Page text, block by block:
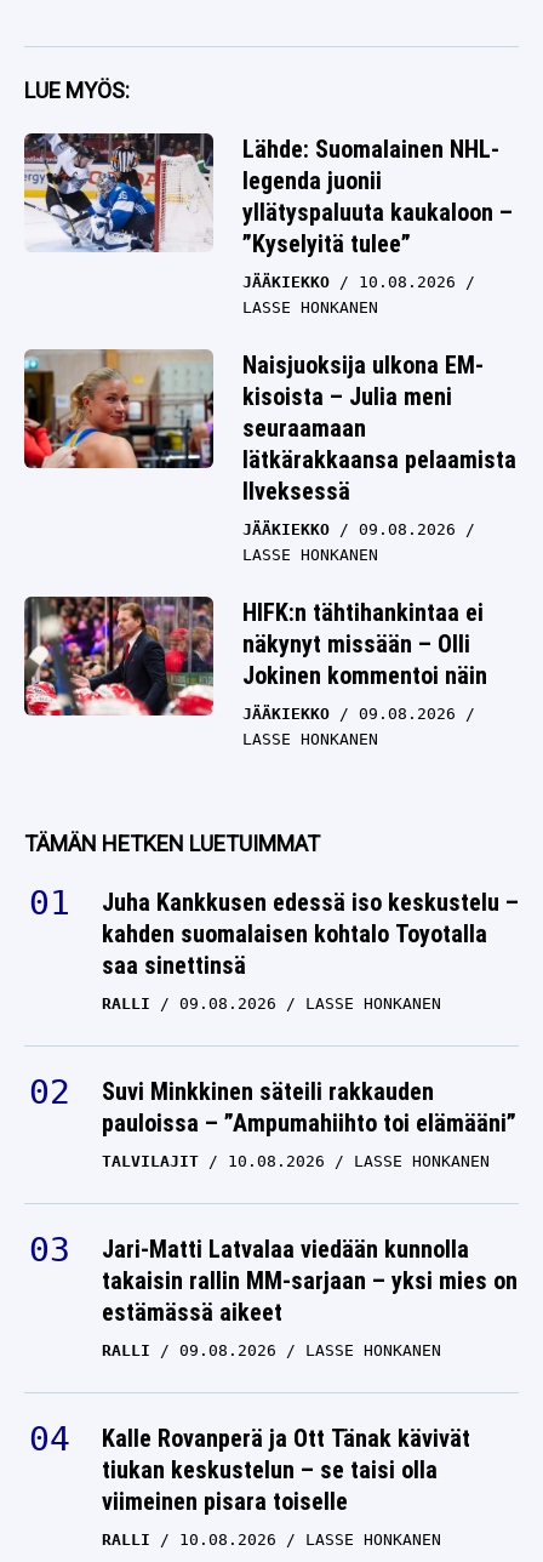
LUE MYÖS:
Lähde: Suomalainen NHL-
legenda juonii
yllätyspaluuta kaukaloon –
”Kyselyitä tulee”
JÄÄKIEKKO
10.08.2026
LASSE HONKANEN
Naisjuoksija ulkona EM-
kisoista – Julia meni
seuraamaan
lätkärakkaansa pelaamista
Ilveksessä
JÄÄKIEKKO
09.08.2026
LASSE HONKANEN
HIFK:n tähtihankintaa ei
näkynyt missään – Olli
Jokinen kommentoi näin
JÄÄKIEKKO
09.08.2026
LASSE HONKANEN
TÄMÄN HETKEN LUETUIMMAT
Juha Kankkusen edessä iso keskustelu –
kahden suomalaisen kohtalo Toyotalla
saa sinettinsä
RALLI 09.08.2026 LASSE HONKANEN
Suvi Minkkinen säteili rakkauden
pauloissa – ”Ampumahiihto toi elämääni”
TALVILAJIT 10.08.2026 LASSE HONKANEN
Jari-Matti Latvalaa viedään kunnolla
takaisin rallin MM-sarjaan – yksi mies on
estämässä aikeet
RALLI 09.08.2026 LASSE HONKANEN
Kalle Rovanperä ja Ott Tänak kävivät
tiukan keskustelun – se taisi olla
viimeinen pisara toiselle
RALLI 10.08.2026 LASSE HONKANEN